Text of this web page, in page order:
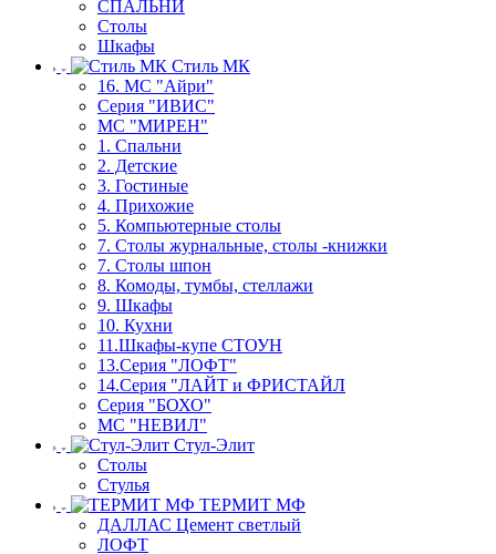
СПАЛЬНИ
Столы
Шкафы
Стиль МК
16. МС "Айри"
Серия "ИВИС"
МС "МИРЕН"
1. Спальни
2. Детские
3. Гостиные
4. Прихожие
5. Компьютерные столы
7. Столы журнальные, столы -книжки
7. Столы шпон
8. Комоды, тумбы, стеллажи
9. Шкафы
10. Кухни
11.Шкафы-купе СТОУН
13.Серия "ЛОФТ"
14.Серия "ЛАЙТ и ФРИСТАЙЛ
Серия "БОХО"
МС "НЕВИЛ"
Стул-Элит
Столы
Стулья
ТЕРМИТ МФ
ДАЛЛАС Цемент светлый
ЛОФТ